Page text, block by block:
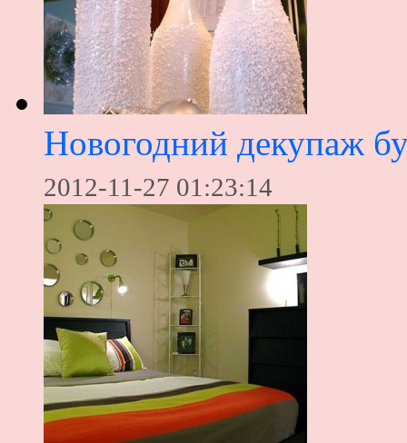
Новогодний декупаж
2012-11-27 01:23:14